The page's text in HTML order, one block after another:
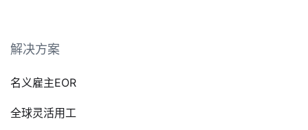
解决方案
名义雇主EOR
全球灵活用工